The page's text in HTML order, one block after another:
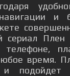
и
сериал Плен
телефоне,
время.
и